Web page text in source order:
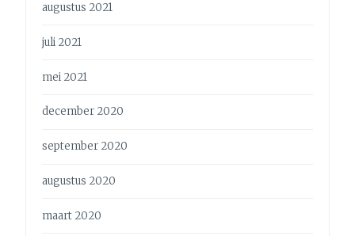
augustus 2021
juli 2021
mei 2021
december 2020
september 2020
augustus 2020
maart 2020